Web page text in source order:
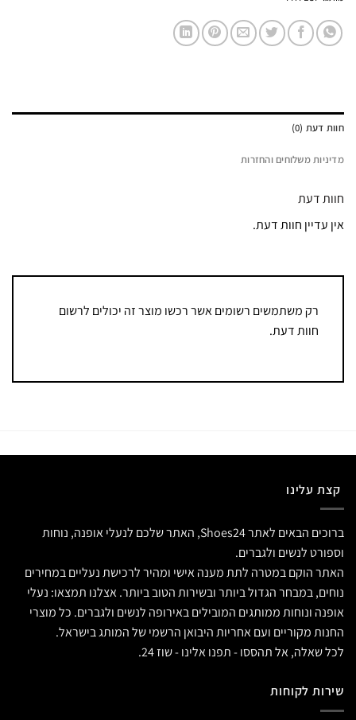
חוות דעת (0)
מדיניות משלוחים והחזרות
חוות דעת
אין עדיין חוות דעת.
רק משתמשים רשומים אשר רכשו מוצר זה יכולים לרשום
חוות דעת.
קצת עלינו
ברוכים הבאים לאתר Shoes24, האתר שלכם לנעלי אופנה, נוחות
וספורט לנשים ולגברים.
האתר הוקם במטרה לתת מענה אישי ומהיר לרכישת נעליים במחירים
נוחים, במבחר הגדול ביותר ובשירות הטוב ביותר. אצלנו תמצאו: נעלי
אופנה ונוחות ממותגים המובילים באירופה לנשים ולגברים. כל מוצרי
החנות מקוריים ועם אחריות היבואן הרשמי של המותג בישראל.
לכל שאלה, אל תהססו - תפנו אלינו - שוז 24.
שירות לקוחות